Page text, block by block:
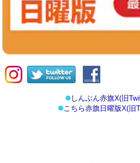
しんぶん赤旗X(旧
こちら赤旗日曜版X(旧